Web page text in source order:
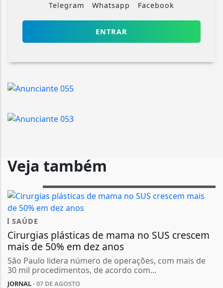
Telegram Whatsapp Facebook
ENTRAR
Veja também
SAÚDE
Cirurgias plásticas de mama no SUS crescem
mais de 50% em dez anos
São Paulo lidera número de operações, com mais de
30 mil procedimentos, de acordo com...
JORNAL- 07 DE AGOSTO